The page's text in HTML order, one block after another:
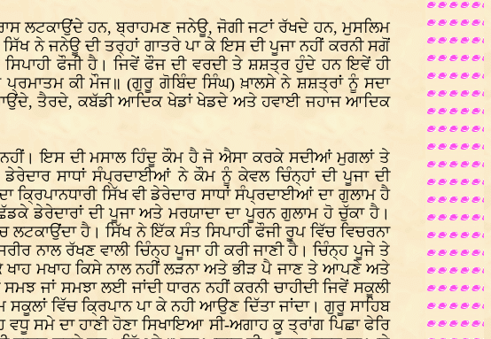
ਲਟਕਾਉਂਦੇ ਹਨ, ਬ੍ਰਾਹਮਣ ਜਨੇਊ, ਜੋਗੀ ਜਟਾਂ ਰੱਖਦੇ ਹਨ, ਮੁਸਲਿਮ
ਨੇ ਜਨੇਊ ਦੀ ਤਰ੍ਹਾਂ ਗਾਤਰੇ ਪਾ ਕੇ ਇਸ ਦੀ ਪੂਜਾ ਨਹੀਂ ਕਰਨੀ ਸਗੋਂ
ਫੌਜੀ ਹੈ। ਜਿਵੇਂ ਫੌਜ ਦੀ ਵਰਦੀ ਤੇ ਸ਼ਸ਼ਤ੍ਰ ਹੁੰਦੇ ਹਨ ਇਵੇਂ ਹੀ
ਪ੍ਰਮਾਤਮ ਕੀ ਮੌਜ॥ (ਗੁਰੂ ਗੋਬਿੰਦ ਸਿੰਘ) ਖ਼ਾਲਸੇ ਨੇ ਸ਼ਸ਼ਤ੍ਰਾਂ ਨੂੰ ਸਦਾ
ਤੈਰਦੇ, ਕਬੱਡੀ ਆਦਿਕ ਖੇਡਾਂ ਖੇਡਦੇ ਅਤੇ ਹਵਾਈ ਜਹਾਜ ਆਦਿਕ
ਨਹੀਂ। ਇਸ ਦੀ ਮਸਾਲ ਹਿੰਦੂ ਕੌਮ ਹੈ ਜੋ ਐਸਾ ਕਰਕੇ ਸਦੀਆਂ ਮੁਗਲਾਂ ਤੇ
ਸਾਧਾਂ ਸੰਪ੍ਰਦਾਈਆਂ ਨੇ ਕੌਮ ਨੂੰ ਕੇਵਲ ਚਿੰਨ੍ਹਾਂ ਦੀ ਪੂਜਾ ਦੀ
ਸਿੱਖ ਵੀ ਡੇਰੇਦਾਰ ਸਾਧਾਂ ਸੰਪ੍ਰਦਾਈਆਂ ਦਾ ਗੁਲਾਮ ਹੈ
ਡੇਰੇਦਾਰਾਂ ਦੀ ਪੂਜਾ ਅਤੇ ਮਰਯਾਦਾ ਦਾ ਪੂਰਨ ਗੁਲਾਮ ਹੋ ਚੁੱਕਾ ਹੈ।
ਹੈ। ਸਿੱਖ ਨੇ ਇੱਕ ਸੰਤ ਸਿਪਾਹੀ ਫੌਜੀ ਰੂਪ ਵਿੱਚ ਵਿਚਰਨਾ
ਨਾਲ ਰੱਖਣ ਵਾਲੀ ਚਿੰਨ੍ਹ ਪੂਜਾ ਹੀ ਕਰੀ ਜਾਣੀ ਹੈ। ਚਿੰਨ੍ਹ ਪੂਜੇ ਤੇ
ਮਖਾਹ ਕਿਸੇ ਨਾਲ ਨਹੀਂ ਲੜਨਾ ਅਤੇ ਭੀੜ ਪੈ ਜਾਣ ਤੇ ਆਪਣੇ ਅਤੇ
ਜਾਂ ਸਮਝਾ ਲਈ ਜਾਂਦੀ ਧਾਰਨ ਨਹੀਂ ਕਰਨੀ ਚਾਹੀਦੀ ਜਿਵੇਂ ਸਕੂਲੀ
ਵਿੱਚ ਕ੍ਰਿਪਾਨ ਪਾ ਕੇ ਨਹੀ ਆਉਣ ਦਿੱਤਾ ਜਾਂਦਾ। ਗੁਰੂ ਸਾਹਿਬ
ਸਮੇ ਦਾ ਹਾਣੀ ਹੋਣਾ ਸਿਖਾਇਆ ਸੀ-ਅਗਾਹ ਕੂ ਤ੍ਰਾਂਗ ਪਿਛਾ ਫੇਰਿ